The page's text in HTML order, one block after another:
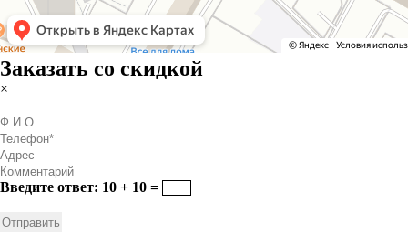
Заказать со скидкой
×
Введите ответ: 10 + 10 =